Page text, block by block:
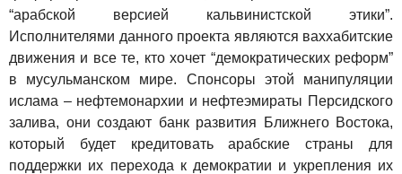
“арабской версией кальвинистской этики”.
Исполнителями данного проекта являются ваххабитские
движения и все те, кто хочет “демократических реформ”
в мусульманском мире. Спонсоры этой манипуляции
ислама – нефтемонархии и нефтеэмираты Персидского
залива, они создают банк развития Ближнего Востока,
который будет кредитовать арабские страны для
поддержки их перехода к демократии и укрепления их